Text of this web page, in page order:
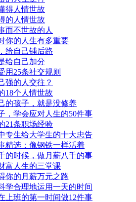
得人情世故
的人情世故
而不世故的人
你的人生有多重要
给自己铺后路
给自己加分
用25条社交规则
强的人交往？
18个人情世故
的孩子，就是没修养
，学会应对人生的50件事
21条职场经验
专生给大学生的十大忠告
精选：像钢铁一样活着
的时候，做月薪八千的事
富人生的三堂课
你的月薪万元之路
学合理地运用一天的时间
上班的第一时间做12件事